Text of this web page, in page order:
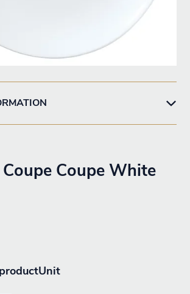
Coupe White